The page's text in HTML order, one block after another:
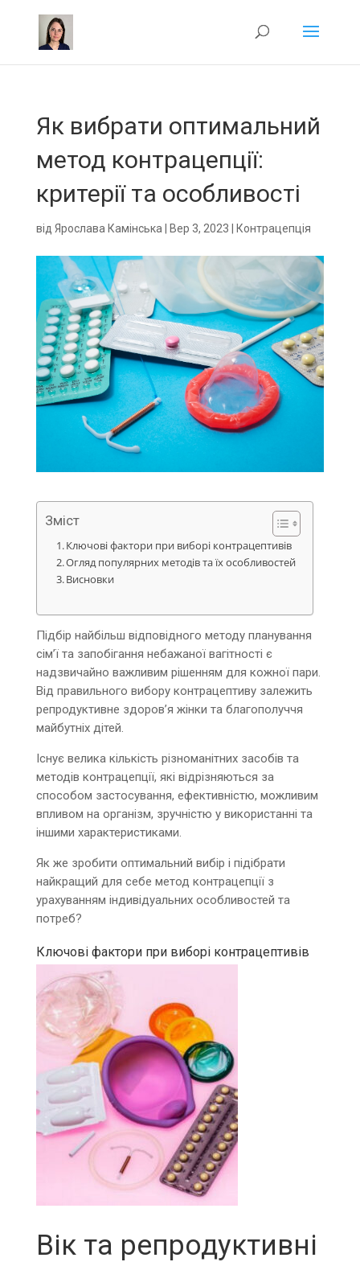
Як вибрати оптимальний
метод контрацепції:
критерії та особливості
від Ярослава Камінська Вер 3, 2023 Контрацепція
Зміст
Ключові фактори при виборі контрацептивів
Огляд популярних методів та їх особливостей
Висновки
Підбір найбільш відповідного методу планування
сім’ї та запобігання небажаної вагітності є
надзвичайно важливим рішенням для кожної пари.
Від правильного вибору контрацептиву залежить
репродуктивне здоров’я жінки та благополуччя
майбутніх дітей.
Існує велика кількість різноманітних засобів та
методів контрацепції, які відрізняються за
способом застосування, ефективністю, можливим
впливом на організм, зручністю у використанні та
іншими характеристиками.
Як же зробити оптимальний вибір і підібрати
найкращий для себе метод контрацепції з
урахуванням індивідуальних особливостей та
потреб?
Ключові фактори при виборі контрацептивів
Вік та репродуктивні